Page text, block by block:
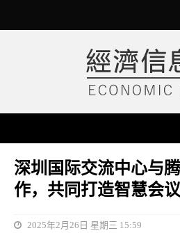
深圳国际交流中心与
作，共同打造智慧会
2025年2月26日 星期三 15:59